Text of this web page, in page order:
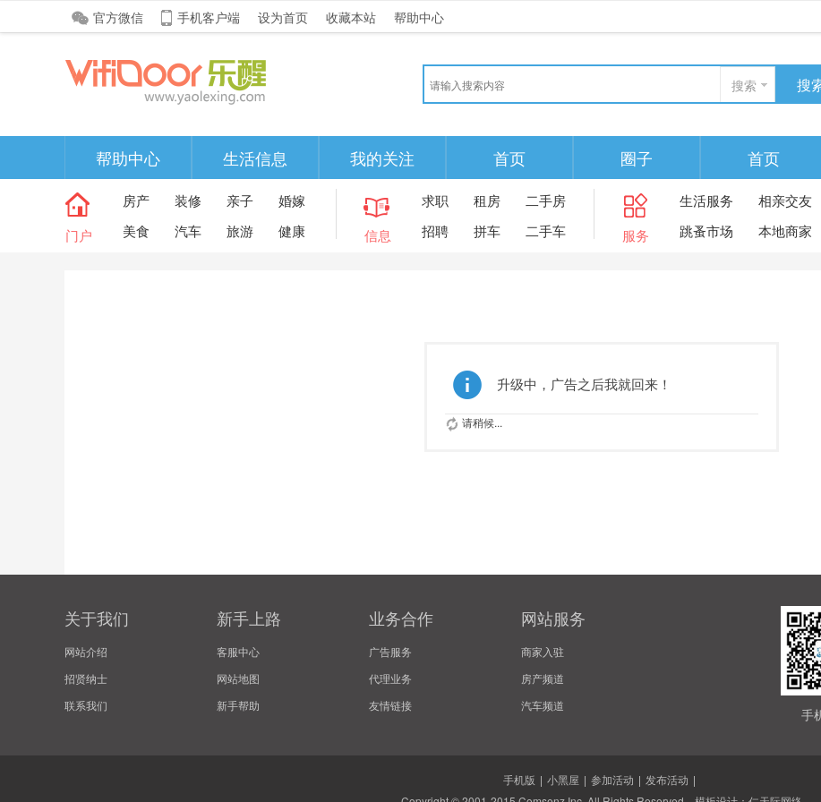
官方微信 手机客户端 设为首页 收藏本站 帮助中心
搜索 搜
帮助中心 生活信息 我的关注 首页 圈子 首页
门户
房产 装修 亲子
婚嫁
美食
汽车 旅游 健康 信息
求职 租房
二手房
招聘
拼车 二手车 服务
生活服务
相亲交友
跳蚤市场
本地商家
升级中，广告之后我就回来！
请稍候...
关于我们
网站介绍
招贤纳士
联系我们
新手上路
客服中心
网站地图
新手帮助
业务合作
广告服务
代理业务
友情链接
网站服务
商家入驻
房产频道
汽车频道
手
手机版 | 小黑屋 | 参加活动 | 发布活动 |